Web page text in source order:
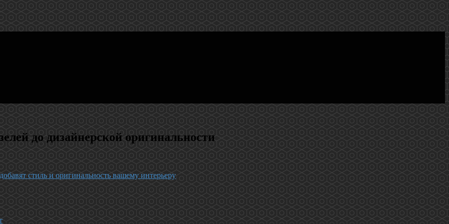
до дизайнерской оригинальности
стиль и оригинальность вашему интерьеру